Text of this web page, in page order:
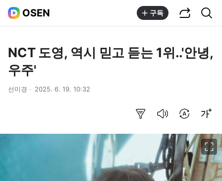
OSEN 구독
NCT 도영, 역시 믿고 듣는 1위..'안녕,
우주'
선미경 2025. 6. 19. 10:32